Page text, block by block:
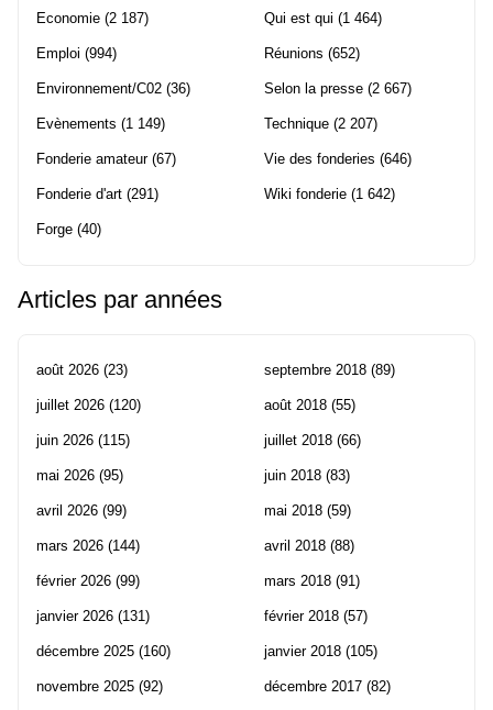
Economie (2 187)
Emploi (994)
Environnement/C02 (36)
Evènements (1 149)
Fonderie amateur(67)
Fonderie d'art (291)
Forge (40)
Qui est qui (1 464)
Réunions (652)
Selon la presse (2 667)
Technique (2 207)
Vie des fonderies (646)
Wiki fonderie (1 642)
Articles par années
août 2026 (23)
juillet 2026 (120)
juin 2026 (115)
mai 2026 (95)
avril 2026 (99)
mars 2026 (144)
février 2026 (99)
janvier 2026 (131)
décembre 2025 (160)
novembre 2025 (92)
septembre 2018 (89)
août 2018 (55)
juillet 2018 (66)
juin 2018 (83)
mai 2018 (59)
avril 2018 (88)
mars 2018 (91)
février 2018 (57)
janvier 2018 (105)
décembre 2017 (82)